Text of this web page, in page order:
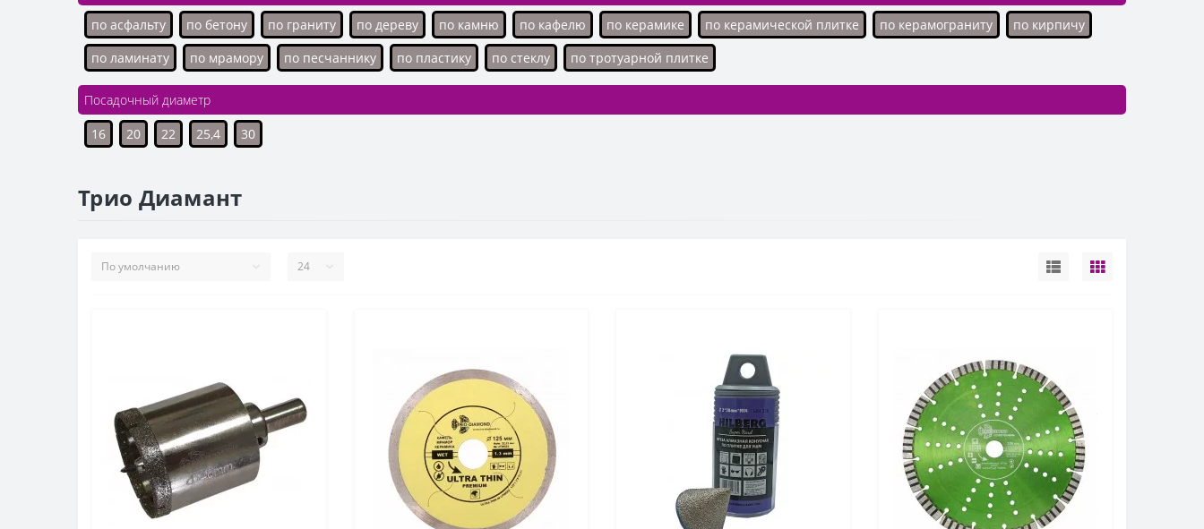
по асфальту
по бетону по граниту по дереву по камню по кафелю по керамике по керамической плитке по керамограниту
по кирпичу
по ламинату
по мрамору по песчаннику по пластику по стеклу по тротуарной плитке
Посадочный диаметр
16
20 22 25,4 30
Трио Диамант